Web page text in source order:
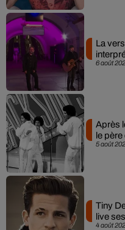
6 août
La
5 août
Après
le
4 août
Tiny
live